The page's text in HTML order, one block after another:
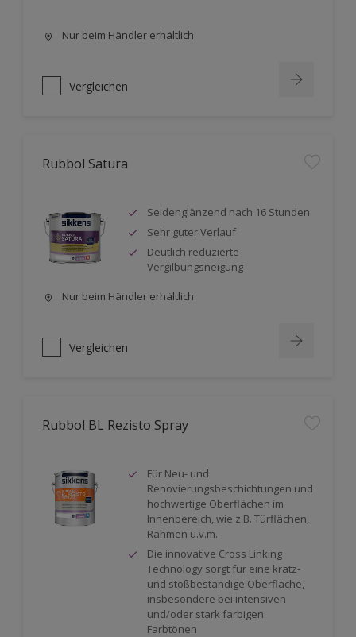
Nur beim Händler erhältlich
Vergleichen
Rubbol Satura
Seidenglänzend nach 16 Stunden
Sehr guter Verlauf
Deutlich reduzierte
Vergilbungsneigung
Nur beim Händler erhältlich
Vergleichen
Rubbol BL Rezisto Spray
Für Neu- und
Renovierungsbeschichtungen und
hochwertige Oberflächen im
Innenbereich, wie z.B. Türflächen,
Rahmen u.v.m.
Die innovative Cross Linking
Technology sorgt für eine kratz-
und stoßbeständige Oberfläche,
insbesondere bei intensiven
und/oder stark farbigen
Farbtönen